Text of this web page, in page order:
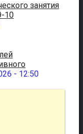
занятия
10
- 12:50